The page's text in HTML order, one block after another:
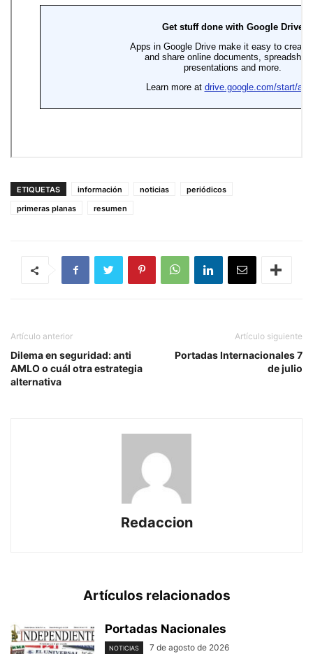
ETIQUETAS información noticias
periódicos
primeras planas
resumen
Artículo anterior
Dilema en seguridad: anti
AMLO o cuál otra estrategia
alternativa
Artículo siguiente
Portadas Internacionales 7
de julio
Redaccion
Artículos relacionados
Portadas Nacionales
NOTICIAS 7 de agosto de 2026